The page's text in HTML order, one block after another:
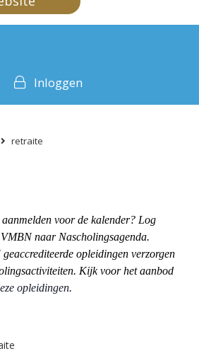
Inloggen
retraite
voor de kalender? Log
naar Nascholingsagenda.
opleidingen verzorgen
Kijk voor het aanbod
opleidingen.